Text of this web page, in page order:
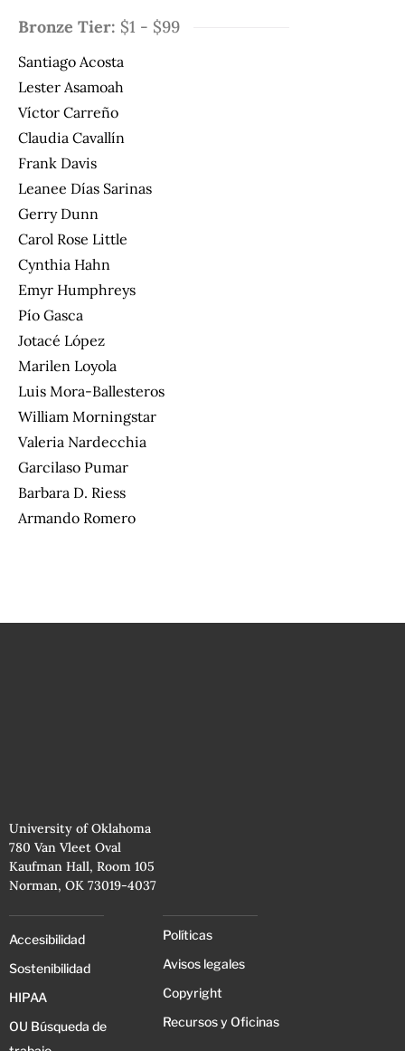
Bronze Tier: $1 - $99
Santiago Acosta
Lester Asamoah
Víctor Carreño
Claudia Cavallín
Frank Davis
Leanee Días Sarinas
Gerry Dunn
Carol Rose Little
Cynthia Hahn
Emyr Humphreys
Pío Gasca
Jotacé López
Marilen Loyola
Luis Mora-Ballesteros
William Morningstar
Valeria Nardecchia
Garcilaso Pumar
Barbara D. Riess
Armando Romero
University of Oklahoma
780 Van Vleet Oval
Kaufman Hall, Room 105
Norman, OK 73019-4037
Accesibilidad
Sostenibilidad
HIPAA
OU Búsqueda de
Políticas
Avisos legales
Copyright
Recursos y Oficinas